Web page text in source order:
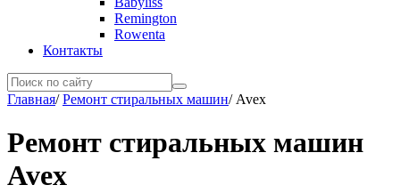
Remington
Rowenta
Контакты
Главная/Ремонт стиральных машин/ Avex
Ремонт стиральных машин
Avex